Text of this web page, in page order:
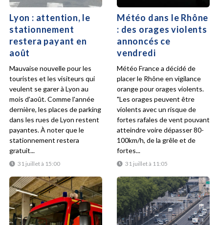
Lyon : attention, le
stationnement
restera payant en
août
31 juillet à 15:00
Mauvaise nouvelle pour les
touristes et les visiteurs qui
veulent se garer à Lyon au
mois d'août. Comme l'année
dernière, les places de parking
dans les rues de Lyon restent
payantes. À noter que le
stationnement restera
gratuit...
Météo dans le Rhône
: des orages violents
annoncés ce
vendredi
31 juillet à 11:05
Météo France a décidé de
placer le Rhône en vigilance
orange pour orages violents.
"Les orages peuvent être
violents avec un risque de
fortes rafales de vent pouvant
atteindre voire dépasser 80-
100km/h, de la grêle et de
fortes...